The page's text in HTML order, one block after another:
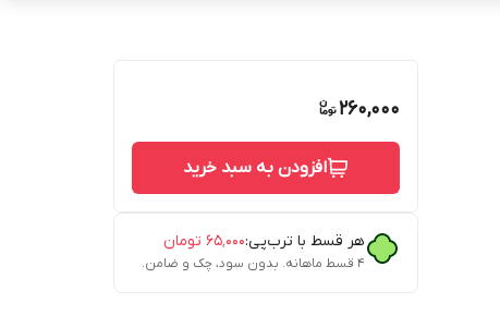
260,000
افزودن به سبد خرید
هر قسط با ترب‌پی:۶۵٬۰۰۰ تومان
۴ قسط ماهانه. بدون سود، چک و ضامن.